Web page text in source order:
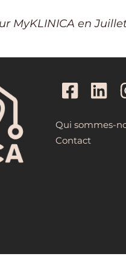
MyKLINICA en
Qui sommes-
Contact